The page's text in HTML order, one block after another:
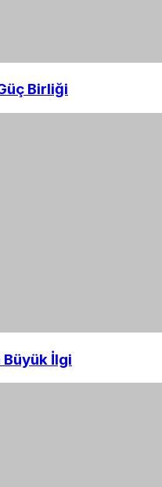
Birliği
Büyük İlgi